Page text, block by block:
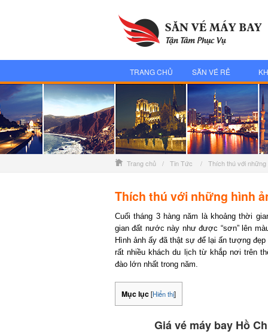
TRANG CHỦ SĂN VÉ RẺ
Trang chủ / Tin Tức / Thích thú với
Thích thú với những hình
Cuối tháng 3 hàng năm là khoảng thời
gian đất nước này như được “sơn” lên
Hình ảnh ấy đã thật sự để lại ấn tượng
rất nhiều khách du lịch từ khắp nơi trên
đào lớn nhất trong năm.
Mục lục [Hiển thị]
Giá vé máy bay Hồ